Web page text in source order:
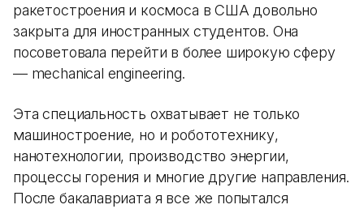
ракетостроения и космоса в США довольно
закрыта для иностранных студентов. Она
посоветовала перейти в более широкую сферу
— mechanical engineering.
Эта специальность охватывает не только
машиностроение, но и робототехнику,
нанотехнологии, производство энергии,
процессы горения и многие другие направления.
После бакалавриата я все же попытался